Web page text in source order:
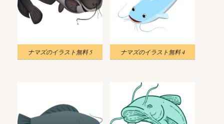
ナマズのイラスト無料 5 ナマズのイラスト無料 4